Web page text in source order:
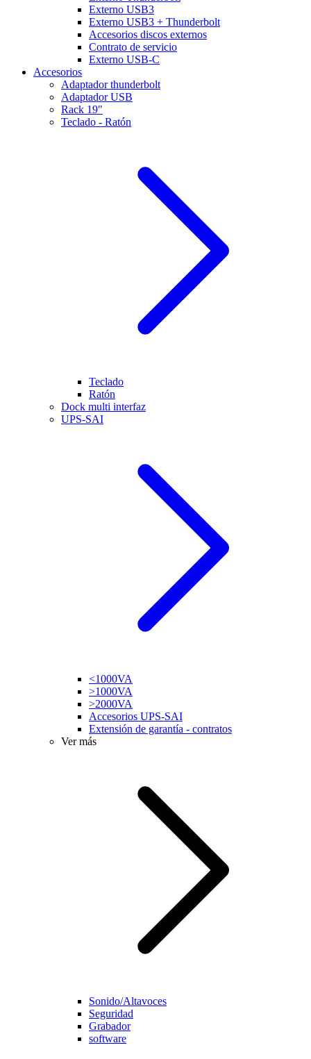
Externo USB3
Externo USB3 + Thunderbolt
Accesorios discos externos
Contrato de servicio
Externo USB-C
Accesorios
Adaptador thunderbolt
Adaptador USB
Rack 19"
Teclado - Ratón
Teclado
Ratón
Dock multi interfaz
UPS-SAI
<1000VA
>1000VA
>2000VA
Accesorios UPS-SAI
Extensión de garantía - contratos
Ver más
Sonido/Altavoces
Seguridad
Grabador
software